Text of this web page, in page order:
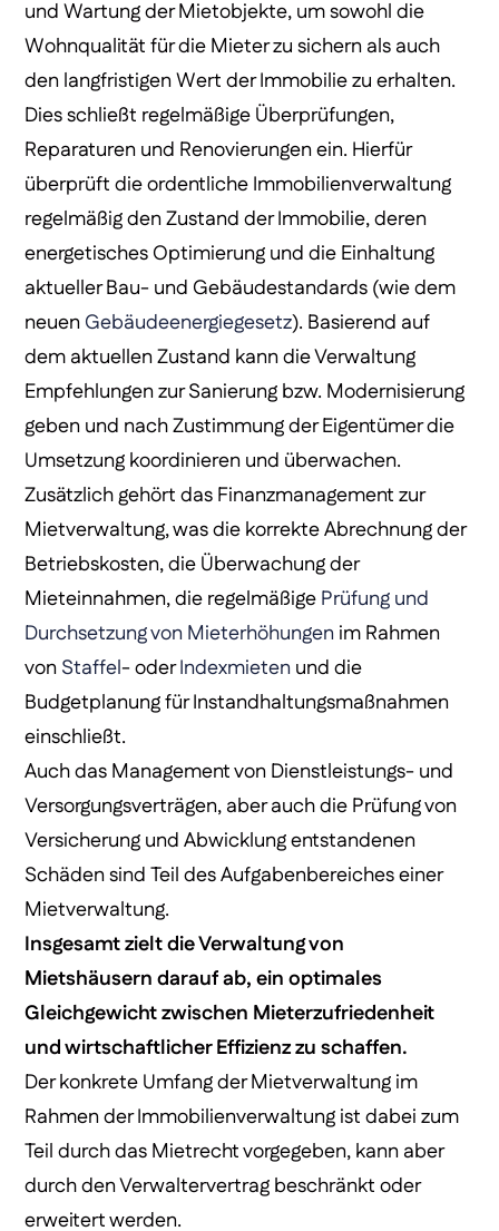
und Wartung der Mietobjekte, um sowohl die
Wohnqualität für die Mieter zu sichern als auch
den langfristigen Wert der Immobilie zu erhalten.
Dies schließt regelmäßige Überprüfungen,
Reparaturen und Renovierungen ein. Hierfür
überprüft die ordentliche Immobilienverwaltung
regelmäßig den Zustand der Immobilie, deren
energetisches Optimierung und die Einhaltung
aktueller Bau- und Gebäudestandards (wie dem
neuenGebäudeenergiegesetz). Basierend auf
dem aktuellen Zustand kann die Verwaltung
Empfehlungen zur Sanierung bzw. Modernisierung
geben und nach Zustimmung der Eigentümer die
Umsetzung koordinieren und überwachen.
Zusätzlich gehört das Finanzmanagement zur
Mietverwaltung, was die korrekte Abrechnung der
Betriebskosten, die Überwachung der
Mieteinnahmen, die regelmäßigePrüfung und
Durchsetzung von Mieterhöhungenim Rahmen
vonStaffel- oderIndexmietenund die
Budgetplanung für Instandhaltungsmaßnahmen
einschließt.
Auch das Management von Dienstleistungs- und
Versorgungsverträgen, aber auch die Prüfung von
Versicherung und Abwicklung entstandenen
Schäden sind Teil des Aufgabenbereiches einer
Mietverwaltung.
Insgesamt zielt die Verwaltung von
Mietshäusern darauf ab, ein optimales
Gleichgewicht zwischen Mieterzufriedenheit
und wirtschaftlicher Effizienz zu schaffen.
Der konkrete Umfang der Mietverwaltung im
Rahmen der Immobilienverwaltung ist dabei zum
Teil durch das Mietrecht vorgegeben, kann aber
durch den Verwaltervertrag beschränkt oder
erweitert werden.